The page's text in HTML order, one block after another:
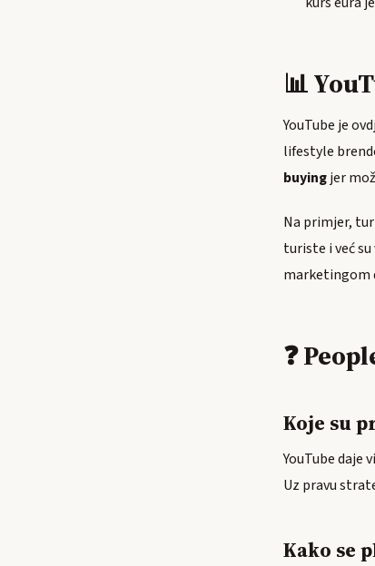
📊
YouTube je
lifestyle
buyingjer
Na primjer,
turiste i već
marketingom
❓
Koje su
YouTube daje
Uz pravu
Kako se